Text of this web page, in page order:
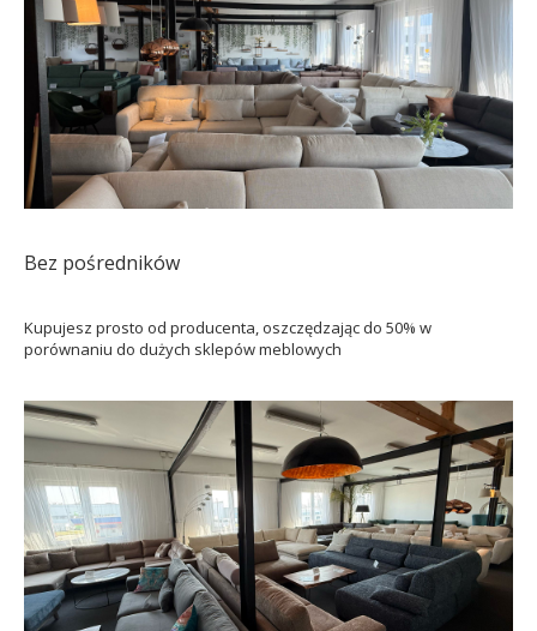
Bez pośredników
Kupujesz prosto od producenta, oszczędzając do 50% w
porównaniu do dużych sklepów meblowych